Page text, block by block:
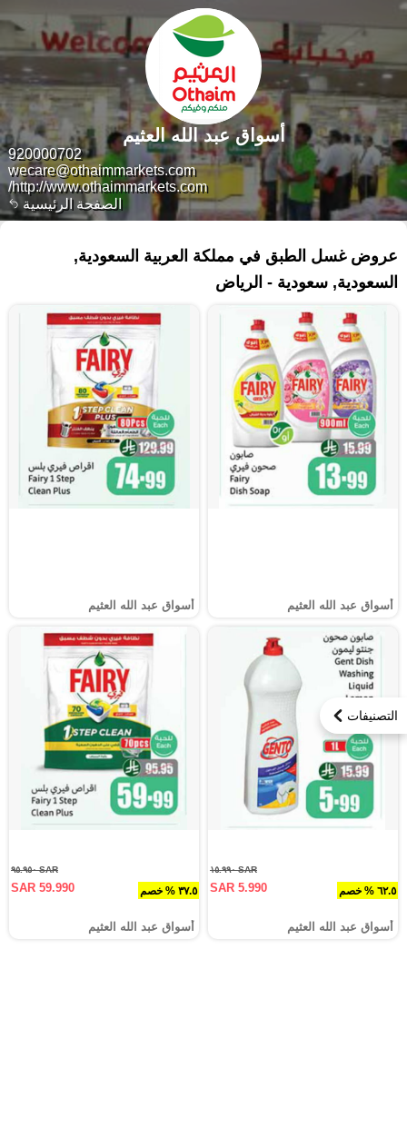
الصفحة الرئيسية
920000702
wecare@othaimmarkets.com
http://www.othaimmarkets.com/
أسواق عبد الله العثيم
التصنيفات
عروض غسل الطبق في مملكة العربية السعودية,
السعودية, سعودية - الرياض
أسواق عبد الله العثيم أسواق عبد الله العثيم
٦٢.٥ % خصم
SAR ١٥.٩٩٠
SAR 5.990
أسواق عبد الله العثيم
٣٧.٥ % خصم
SAR ٩٥.٩٥٠
SAR 59.990
أسواق عبد الله العثيم